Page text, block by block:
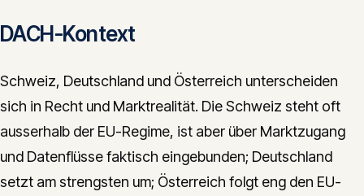
DACH-Kontext
Schweiz, Deutschland und Österreich unterscheiden
sich in Recht und Marktrealität. Die Schweiz steht oft
ausserhalb der EU-Regime, ist aber über Marktzugang
und Datenflüsse faktisch eingebunden; Deutschland
setzt am strengsten um; Österreich folgt eng den EU-